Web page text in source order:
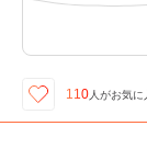
110人がお気に